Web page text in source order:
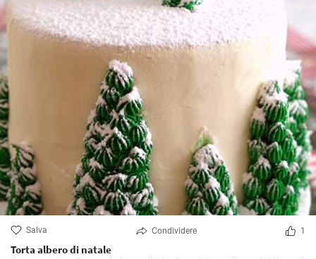
Salva Condividere 1
Torta albero di natale